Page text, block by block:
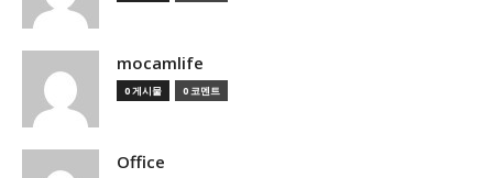
mocamlife
0 게시물 0 코멘트
Office